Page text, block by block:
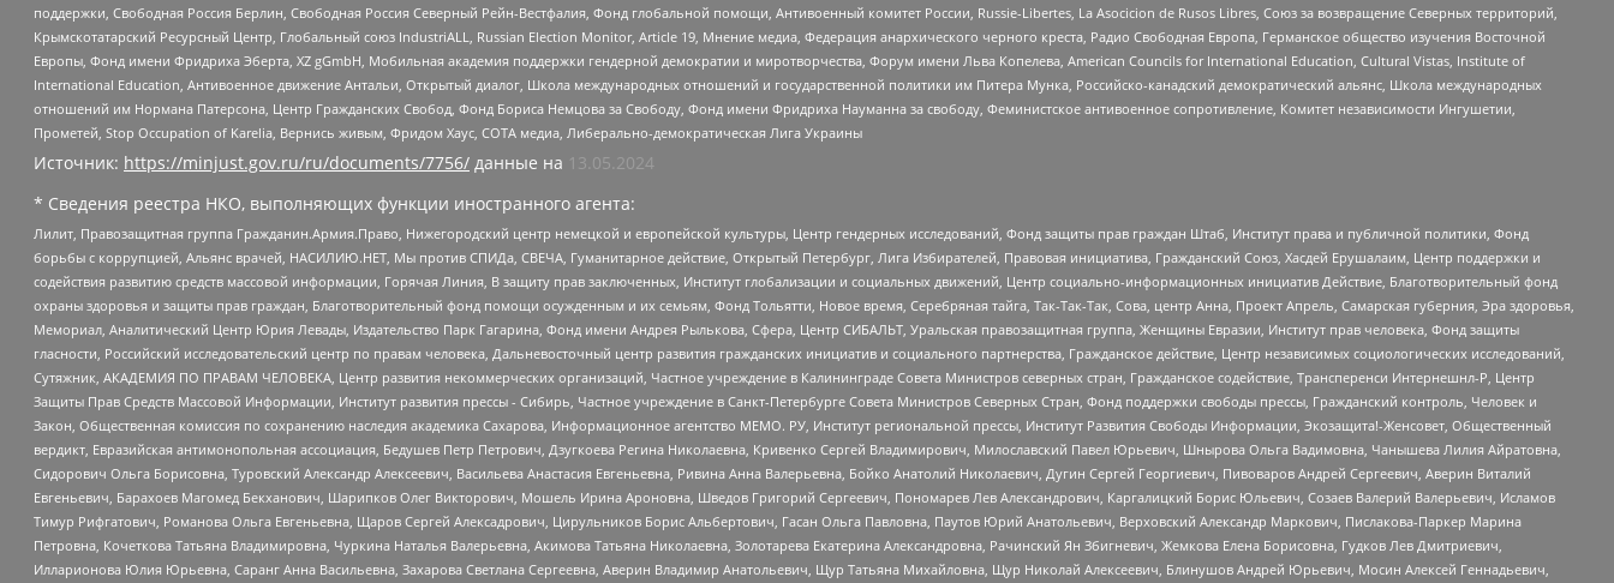
поддержки, Свободная Россия Берлин, Свободная Россия Северный Рейн-Вестфалия, Фонд глобальной помощи, Антивоенный комитет России, Russie-Libertes, La Asocicion de Rusos Libres, Союз за возвращение Северных территорий,
Крымскотатарский Ресурсный Центр, Глобальный союз IndustriALL, Russian Election Monitor, Article 19, Мнение медиа, Федерация анархического черного креста, Радио Свободная Европа, Германское общество изучения Восточной
Европы, Фонд имени Фридриха Эберта, XZ gGmbH, Мобильная академия поддержки гендерной демократии и миротворчества, Форум имени Льва Копелева, American Councils for International Education, Cultural Vistas, Institute of
International Education, Антивоенное движение Антальи, Открытый диалог, Школа международных отношений и государственной политики им Питера Мунка, Российско-канадский демократический альянс, Школа международных
отношений им Нормана Патерсона, Центр Гражданских Свобод, Фонд Бориса Немцова за Свободу, Фонд имени Фридриха Науманна за свободу, Феминистское антивоенное сопротивление, Комитет независимости Ингушетии,
Прометей, Stop Occupation of Karelia, Вернись живым, Фридом Хаус, СОТА медиа, Либерально-демократическая Лига Украины
Источник: https://minjust.gov.ru/ru/documents/7756/ данные на 13.05.2024
* Сведения реестра НКО, выполняющих функции иностранного агента:
Лилит, Правозащитная группа Гражданин.Армия.Право, Нижегородский центр немецкой и европейской культуры, Центр гендерных исследований, Фонд защиты прав граждан Штаб, Институт права и публичной политики, Фонд
борьбы с коррупцией, Альянс врачей, НАСИЛИЮ.НЕТ, Мы против СПИДа, СВЕЧА, Гуманитарное действие, Открытый Петербург, Лига Избирателей, Правовая инициатива, Гражданский Союз, Хасдей Ерушалаим, Центр поддержки и
содействия развитию средств массовой информации, Горячая Линия, В защиту прав заключенных, Институт глобализации и социальных движений, Центр социально-информационных инициатив Действие, Благотворительный фонд
охраны здоровья и защиты прав граждан, Благотворительный фонд помощи осужденным и их семьям, Фонд Тольятти, Новое время, Серебряная тайга, Так-Так-Так, Сова, центр Анна, Проект Апрель, Самарская губерния, Эра здоровья,
Мемориал, Аналитический Центр Юрия Левады, Издательство Парк Гагарина, Фонд имени Андрея Рылькова, Сфера, Центр СИБАЛЬТ, Уральская правозащитная группа, Женщины Евразии, Институт прав человека, Фонд защиты
гласности, Российский исследовательский центр по правам человека, Дальневосточный центр развития гражданских инициатив и социального партнерства, Гражданское действие, Центр независимых социологических исследований,
Сутяжник, АКАДЕМИЯ ПО ПРАВАМ ЧЕЛОВЕКА, Центр развития некоммерческих организаций, Частное учреждение в Калининграде Совета Министров северных стран, Гражданское содействие, Трансперенси Интернешнл-Р, Центр
Защиты Прав Средств Массовой Информации, Институт развития прессы - Сибирь, Частное учреждение в Санкт-Петербурге Совета Министров Северных Стран, Фонд поддержки свободы прессы, Гражданский контроль, Человек и
Закон, Общественная комиссия по сохранению наследия академика Сахарова, Информационное агентство МЕМО. РУ, Институт региональной прессы, Институт Развития Свободы Информации, Экозащита!-Женсовет, Общественный
вердикт, Евразийская антимонопольная ассоциация, Бедушев Петр Петрович, Дзугкоева Регина Николаевна, Кривенко Сергей Владимирович, Милославский Павел Юрьевич, Шнырова Ольга Вадимовна, Чанышева Лилия Айратовна,
Сидорович Ольга Борисовна, Туровский Александр Алексеевич, Васильева Анастасия Евгеньевна, Ривина Анна Валерьевна, Бойко Анатолий Николаевич, Дугин Сергей Георгиевич, Пивоваров Андрей Сергеевич, Аверин Виталий
Евгеньевич, Барахоев Магомед Бекханович, Шарипков Олег Викторович, Мошель Ирина Ароновна, Шведов Григорий Сергеевич, Пономарев Лев Александрович, Каргалицкий Борис Юльевич, Созаев Валерий Валерьевич, Исламов
Тимур Рифгатович, Романова Ольга Евгеньевна, Щаров Сергей Алексадрович, Цирульников Борис Альбертович, Гасан Ольга Павловна, Паутов Юрий Анатольевич, Верховский Александр Маркович, Пислакова-Паркер Марина
Петровна, Кочеткова Татьяна Владимировна, Чуркина Наталья Валерьевна, Акимова Татьяна Николаевна, Золотарева Екатерина Александровна, Рачинский Ян Збигневич, Жемкова Елена Борисовна, Гудков Лев Дмитриевич,
Илларионова Юлия Юрьевна, Саранг Анна Васильевна, Захарова Светлана Сергеевна, Аверин Владимир Анатольевич, Щур Татьяна Михайловна, Щур Николай Алексеевич, Блинушов Андрей Юрьевич, Мосин Алексей Геннадьевич,